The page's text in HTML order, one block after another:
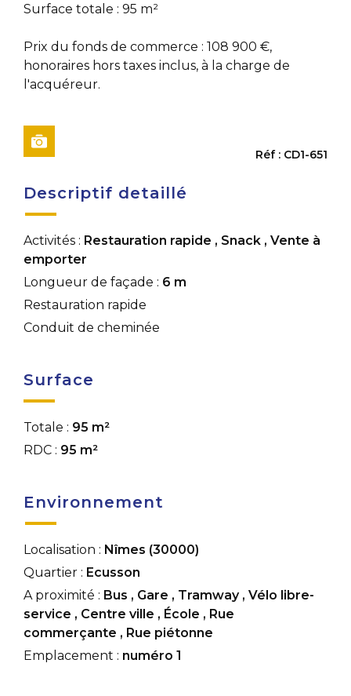
Surface totale : 95 m²
Prix du fonds de commerce : 108 900 €,
honoraires hors taxes inclus, à la charge de
l'acquéreur.
Réf : CD1-651
Descriptif detaillé
Activités : Restauration rapide , Snack , Vente à
emporter
Longueur de façade : 6 m
Restauration rapide
Conduit de cheminée
Surface
Totale : 95 m²
RDC : 95 m²
Environnement
Localisation : Nîmes (30000)
Quartier : Ecusson
A proximité : Bus , Gare , Tramway , Vélo libre-
service , Centre ville , École , Rue
commerçante , Rue piétonne
Emplacement : numéro 1